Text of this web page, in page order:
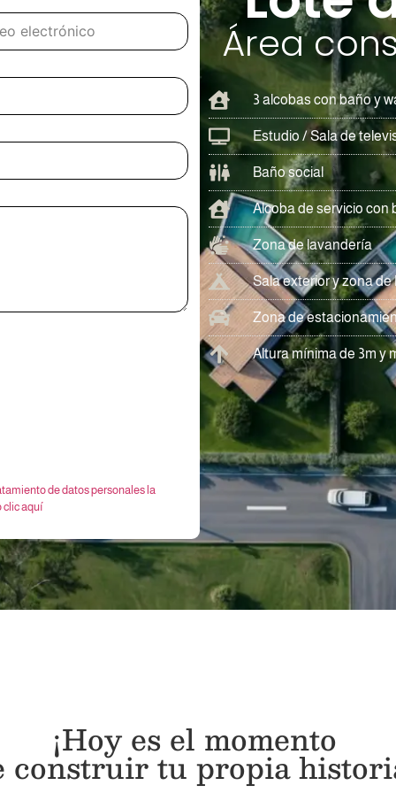
de datos personales la
clic aquí
Área
3 alcobas con baño y
Estudio / Sala de
Baño social
Alcoba de servicio con
Zona de lavandería
Sala exterior y zona de
Zona de
Altura mínima de 3m y
¡Hoy es el momento
construir tu propia